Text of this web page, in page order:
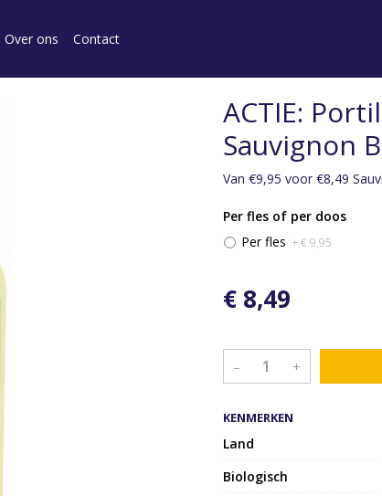
Over ons Contact
ACTIE:
Sauvignon
Van €9,95 voor €8,49
Per fles of per doos
Per fles + € 9,95
€ 8,49
– +
KENMERKEN
Land
Biologisch